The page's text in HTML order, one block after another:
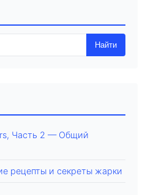
Найти
Часть 2 — Общий
рецепты и секреты жарки